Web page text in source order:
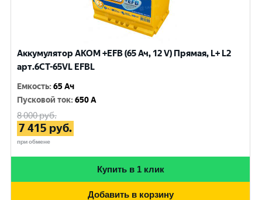
Аккумулятор AKOM +EFB (65 Ач, 12 V) Прямая, L+ L2
арт.6СТ-65VL EFBL
Емкость:65 Ач
Пусковой ток:650 A
8 000руб.
7 415 руб.
при обмене
Купить в 1 клик
Добавить в корзину